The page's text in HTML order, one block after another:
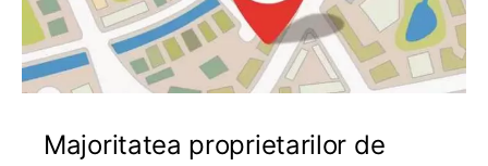
Majoritatea proprietarilor de